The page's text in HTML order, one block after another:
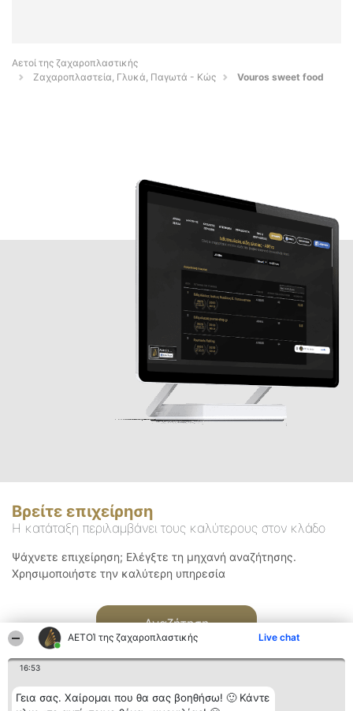
ΑΕΤΟΊ της ζαχαροπλαστικής Live chat
16:53
Γεια σας. Χαίρομαι που θα σας βοηθήσω! 🙂 Κάντε
Αετοί της ζαχαροπλαστικής
Ζαχαροπλαστεία, Γλυκά, Παγωτά - Κώς
Vouros sweet food
Βρείτε επιχείρηση
Η κατάταξη περιλαμβάνει τους καλύτερους στον κλάδο
Ψάχνετε επιχείρηση; Ελέγξτε τη μηχανή αναζήτησης.
Χρησιμοποιήστε την καλύτερη υπηρεσία
Αναζήτηση